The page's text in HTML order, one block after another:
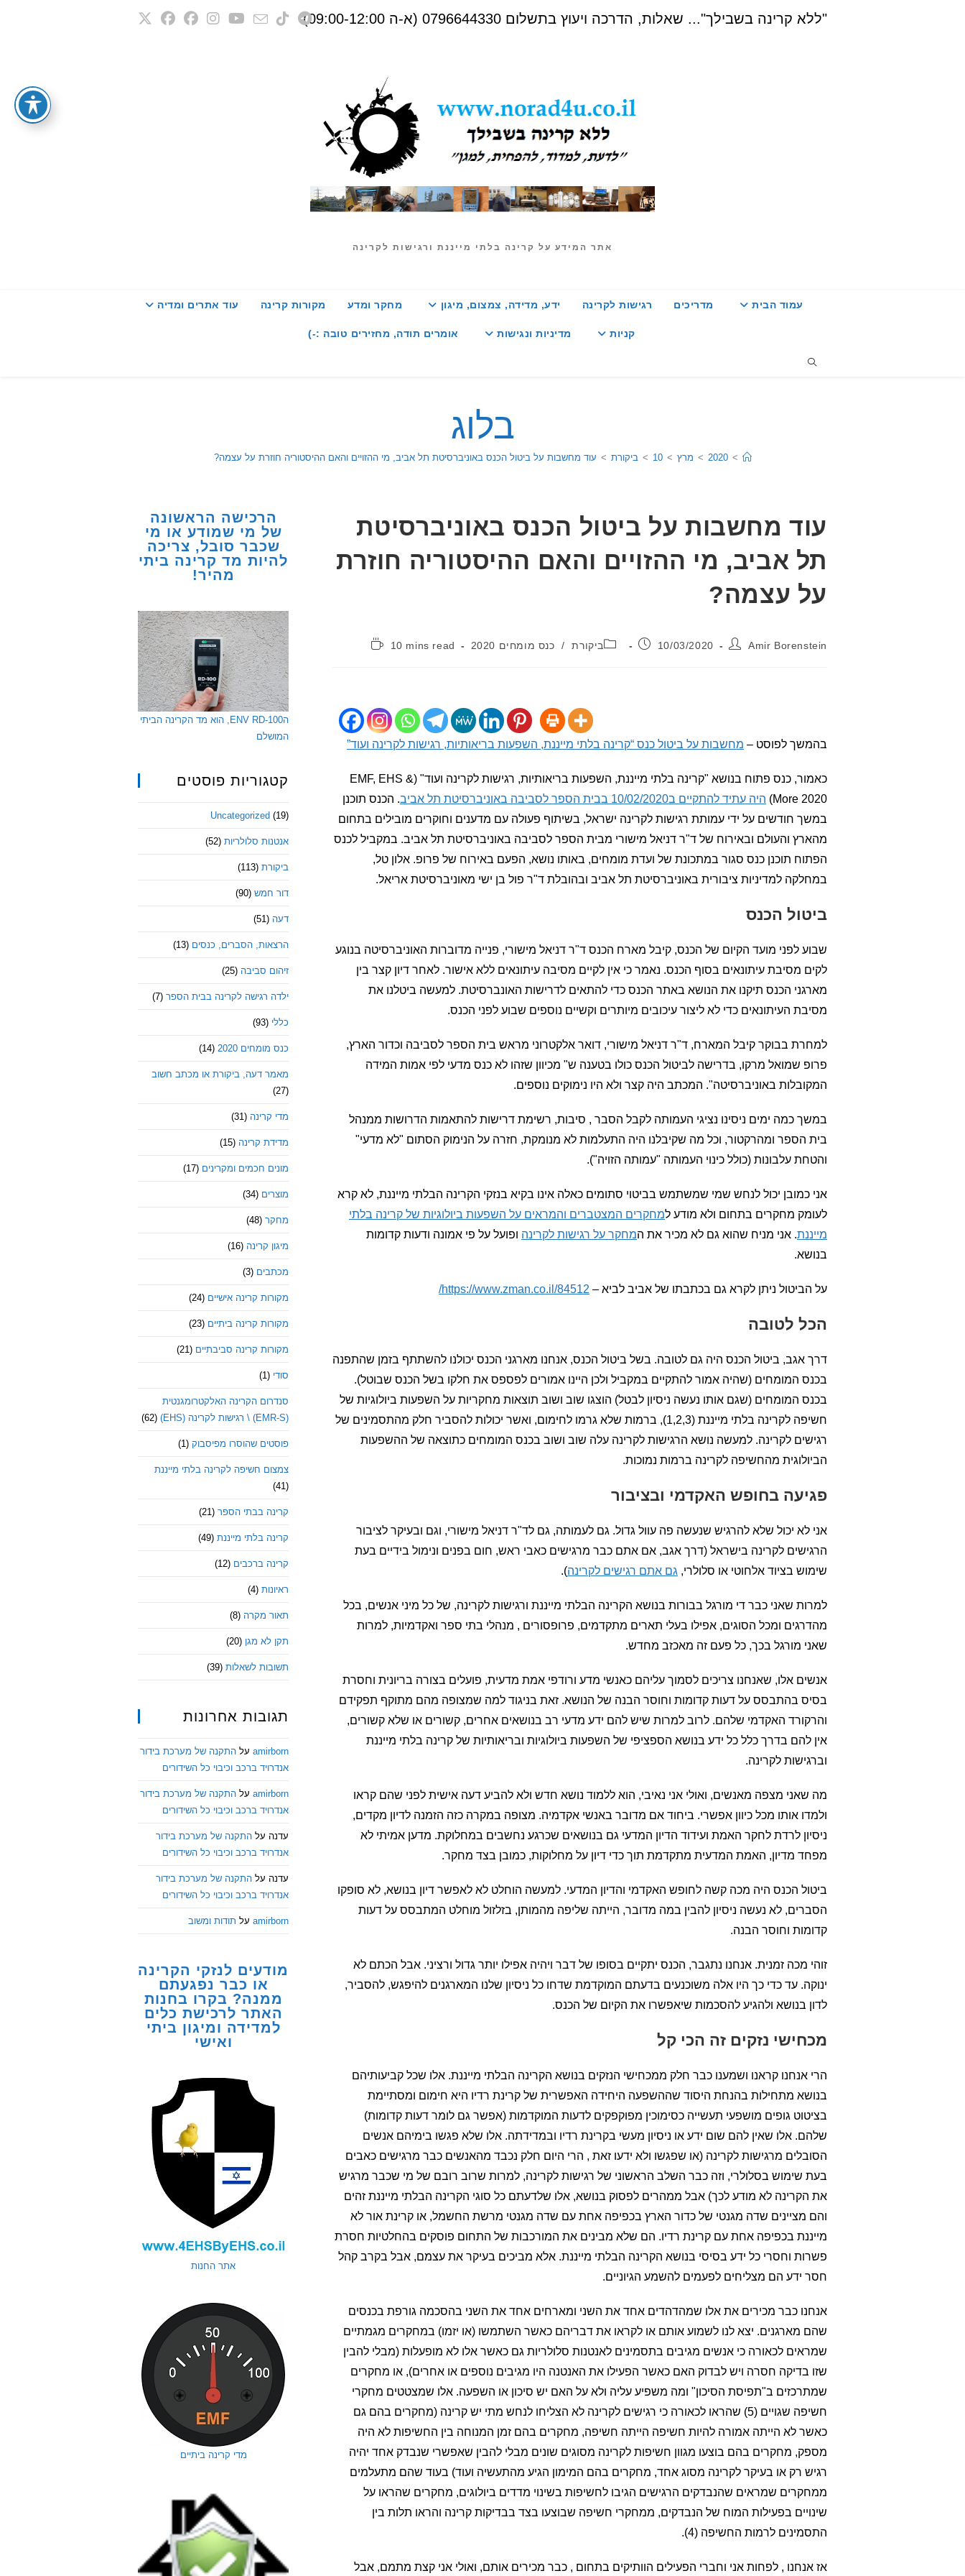
"ללא קרינה בשבילך"... שאלות, הדרכה ויעוץ בתשלום 0796644330 (א-ה 09:00-12:00)
אתר המידע על קרינה בלתי מייננת ורגישות לקרינה
עמוד הבית מדריכים רגישות לקרינה ידע, מדידה, צמצום, מיגון מחקר ומדע מקורות קרינה עוד אתרים ומדיה
קניות מדיניות ונגישות אומרים תודה, מחזירים טובה :-)
בלוג
>
2020
> מרץ >
10
> ביקורת > עוד מחשבות על ביטול הכנס באוניברסיטת תל אביב, מי ההזויים והאם ההיסטוריה חוזרת על עצמה?
עוד מחשבות על ביטול הכנס באוניברסיטת
תל אביב, מי ההזויים והאם ההיסטוריה חוזרת
על עצמה?
מחבר:
Amir Borenstein פורסם:
10/03/2020 קטגוריה:
ביקורת / כנס מומחים 2020
זמן
10 mins read
בהמשך לפוסט – מחשבות על ביטול כנס “קרינה בלתי מייננת, השפעות בריאותיות, רגישות לקרינה ועוד”
כאמור, כנס פתוח בנושא "קרינה בלתי מייננת, השפעות בריאותיות, רגישות לקרינה ועוד" (EMF, EHS &
More 2020)
היה עתיד להתקיים ב10/02/2020 בבית הספר לסביבה באוניברסיטת תל אביב
. הכנס תוכנן
במשך חודשים על ידי עמותת רגישות לקרינה ישראל, בשיתוף פעולה עם מדענים וחוקרים מובילים בתחום
מהארץ והעולם ובאירוח של ד"ר דניאל מישורי מבית הספר לסביבה באוניברסיטת תל אביב. במקביל לכנס
הפתוח תוכנן כנס סגור במתכונת של ועדת מומחים, באותו נושא, הפעם באירוח של פרופ. אלון טל,
במחלקה למדיניות ציבורית באוניברסיטת תל אביב ובהובלת ד"ר פול בן ישי מאוניברסיטת אריאל.
ביטול הכנס
שבוע לפני מועד הקיום של הכנס, קיבל מארח הכנס ד"ר דניאל מישורי, פנייה מדוברות האוניברסיטה בנוגע
לקים מסיבת עיתונאים בסוף הכנס. נאמר כי אין לקיים מסיבה עיתונאים ללא אישור. לאחר דיון קצר בין
מארגני הכנס תיקנו את הנושא באתר הכנס כדי להתאים לדרישות האונברסיטת. למעשה ביטלנו את
מסיבת העיתונאים כדי לא ליצור עיכובים מיותרים וקשיים נוספים שבוע לפני הכנס.
למחרת בבוקר קיבל המארח, ד"ר דניאל מישורי, דואר אלקטרוני מראש בית הספר לסביבה וכדור הארץ,
פרופ שמואל מרקו, בדרישה לביטול הכנס כולו בטענה ש" מכיוון שזהו לא כנס מדעי לפי אמות המידה
המקובלות באוניברסיטה". המכתב היה קצר ולא היו נימוקים נוספים.
במשך כמה ימים ניסינו נציגי העמותה לקבל הסבר , סיבות, רשימת דרישות להתאמות הדרושות ממנהל
בית הספר ומהרקטור, וכל מה שקיבלנו היה התעלמות לא מנומקת, חזרה על הנימוק הסתום "לא מדעי"
והטחת עלבונות (כולל כינוי העמותה "עמותה הזויה").
אני כמובן יכול לנחש שמי שמשתמש בביטוי סתומים כאלה אינו בקיא בנזקי הקרינה הבלתי מייננת, לא קרא
לעומק מחקרים בתחום ולא מודע למחקרים המצטברים והמראים על השפעות ביולוגיות של קרינה בלתי
מייננת. אני מניח שהוא גם לא מכיר את המחקר על רגישות לקרינה ופועל על פי אמונה ודעות קדומות
בנושא.
על הביטול ניתן לקרא גם בכתבתו של אביב לביא – https://www.zman.co.il/84512/
הכל לטובה
דרך אגב, ביטול הכנס היה גם לטובה. בשל ביטול הכנס, אנחנו מארגני הכנס יכולנו להשתתף בזמן שהתפנה
בכנס המומחים (שהיה אמור להתקיים במקביל ולכן היינו אמורים לפספס את חלקו בשל הכנס שבוטל).
בכנס המומחים (שגם אותו נעשה ניסיון לבטל) הוצגו שוב ושוב תוצאות מחקריות על השפעות ביולוגיות של
חשיפה לקרינה בלתי מייננת (1,2,3), ברמות שלא גרמו לחימום, ואשר יכולות להסביר חלק מהתסמינים של
רגישים לקרינה. למעשה נושא הרגישות לקרינה עלה שוב ושוב בכנס המומחים כתוצאה של ההשפעות
הביולוגית מהחשיפה לקרינה ברמות נמוכות.
פגיעה בחופש האקדמי ובציבור
אני לא יכול שלא להרגיש שנעשה פה עוול גדול. גם לעמותה, גם לד"ר דניאל מישורי, וגם ובעיקר לציבור
הרגישים לקרינה בישראל (דרך אגב, אם אתם כבר מרגישים כאבי ראש, חום בפנים ונימול בידיים בעת
שימוש בציוד אלחוטי או סלולרי, גם אתם רגישים לקרינה).
למרות שאני כבר די מורגל בבורות בנושא הקרינה הבלתי מייננת ורגישות לקרינה, של כל מיני אנשים, בכל
מהדרגים ומכל הסוגים, אפילו בעלי תארים מתקדמים, פרופסורים , מנהלי בתי ספר ואקדמיות, למרות
שאני מורגל בכך, כל פעם זה מאכזב מחדש.
אנשים אלו, שאנחנו צריכים לסמוך עליהם כאנשי מדע ורודפי אמת מדעית, פועלים בצורה בריונית וחסרת
בסיס בהתבסס על דעות קדומות וחוסר הבנה של הנושא. זאת בניגוד למה שמצופה מהם מתוקף תפקידם
והרקורד האקדמי שלהם. לרוב למרות שיש להם ידע מדעי רב בנושאים אחרים, קשורים או שלא קשורים,
אין להם בדרך כלל כל ידע בנושא הספציפי של השפעות ביולוגיות ובריאותיות של קרינה בלתי מייננת
וברגישות לקרינה.
מה שאני מצפה מאנשים, ואולי אני נאיבי, הוא ללמוד נושא חדש ולא להביע דעה אישית לפני שהם קראו
ולמדו אותו מכל כיוון אפשרי. ביחוד אם מדובר באנשי אקדמיה. מצופה במקרה כזה הזמנה לדיון מקדים,
ניסיון לרדת לחקר האמת ועידוד הדיון המדעי גם בנושאים שכרגע נחשבים במחלוקת. מדען אמיתי לא
מפחד מדיון, האמת המדעית מתקדמת תוך כדי דיון על מחלוקות, כמובן בצד מחקר.
ביטול הכנס היה מכה קשה לחופש האקדמי והדיון המדעי. למעשה הוחלט לא לאפשר דיון בנושא, לא סופקו
הסברים, לא נעשה ניסיון להבין במה מדובר, הייתה שליפה מהמותן, בזלזול מוחלט המתבסס על דעות
קדומות וחוסר הבנה.
זוהי מכה זמנית. אנחנו נתגבר, הכנס יתקיים בסופו של דבר ויהיה אפילו יותר גדול ורציני. אבל הכתם לא
ינוקה. עד כדי כך היו אלה משוכנעים בדעתם המוקדמת שדחו כל ניסיון שלנו המארגנים להיפגש, להסביר,
לדון בנושא ולהגיע להסכמות שיאפשרו את הקיום של הכנס.
מכחישי נזקים זה הכי קל
הרי אנחנו קראנו ושמענו כבר חלק ממכחישי הנזקים בנושא הקרינה הבלתי מייננת. אלו שכל קביעותיהם
בנושא מתחילות בהנחת היסוד שההשפעה היחידה האפשרית של קרינת רדיו היא חימום ומסתיימת
בציטוט גופים מושפעי תעשייה כסימוכין מפוקפקים לדעות המוקדמות (אפשר גם לומר דעות קדומות)
שלהם. אלו שאין להם שום ידע או ניסיון מעשי בקרינת רדיו ובמדידתה. אלו שלא פגשו בימיהם אנשים
הסובלים מרגישות לקרינה (או שפגשו ולא ידעו זאת , הרי היום חלק נכבד מהאנשים כבר מרגישים כאבים
בעת שימוש בסלולרי, וזה כבר השלב הראשוני של רגישות לקרינה, למרות שרוב רובם של מי שכבר מרגיש
את הקרינה לא מודע לכך) אבל ממהרים לפסוק בנושא, אלו שלדעתם כל סוגי הקרינה הבלתי מייננת זהים
והם מציינים שדה מגנטי של כדור הארץ בכפיפה אחת עם שדה מגנטי מרשת החשמל, או קרינת אור לא
מייננת בכפיפה אחת עם קרינת רדיו. הם שלא מבינים את המורכבות של התחום פוסקים בהחלטיות חסרת
פשרות וחסרי כל ידע בסיסי בנושא הקרינה הבלתי מייננת. אלא מביכים בעיקר את עצמם, אבל בקרב קהל
חסר ידע הם מצליחים לפעמים להשמע הגיוניים.
אנחנו כבר מכירים את אלו שמהדהדים אחד את השני ומארחים אחד את השני בהסכמה גורפת בכנסים
שהם מארגנים. יצא לנו לשמוע אותם או לקראו את דבריהם כאשר השתמשו (או יזמו) במחקרים מגמתיים
שמראים לכאורה כי אנשים מגיבים בתסמינים לאנטנות סלולריות גם כאשר אלו לא מופעלות (מבלי להבין
שזו בדיקה חסרה ויש לבדוק האם כאשר הפעילו את האנטנה היו מגיבים נוספים או אחרים), או מחקרים
שמתרכזים ב"תפיסת הסיכון" ומה משפיע עליה ולא על האם יש סיכון או השפעה. אלו שמצטטים מחקרי
חשיפה שגויים (5) שהראו לכאורה כי רגישים לקרינה לא הצליחו לנחש מתי יש קרינה (מחקרים בהם גם
כאשר לא הייתה אמורה להיות חשיפה הייתה חשיפה, מחקרים בהם זמן המנוחה בין החשיפות לא היה
מספק, מחקרים בהם בוצעו מגוון חשיפות לקרינה מסוגים שונים מבלי להבין שאפשרי שנבדק אחד יהיה
רגיש רק או בעיקר לקרינה מסוג אחד, מחקרים בהם המימון הגיע מהתעשיה ועוד) בעוד שהם מתעלמים
ממחקרים שמראים שהנבדקים הרגישים הגיבו לחשיפות בשינוי מדדים ביולוגים, מחקרים שהראו על
שינויים בפעילות המוח של הנבדקים, ממחקרי חשיפה שבוצעו בצד בבדיקות קרינה והראו תלות בין
התסמינים לרמות החשיפה (4).
אז אנחנו , לפחות אני וחברי הפעילים הוותיקים בתחום , כבר מכירים אותם, ואולי אני קצת מתמם, אבל
הרכישה הראשונה
של מי שמודע או מי
שכבר סובל, צריכה
להיות מד קרינה ביתי
מהיר!
הENV RD-100, הוא מד הקרינה הביתי
המושלם
קטגוריות פוסטים
Uncategorized (19)
אנטנות סלולריות (52)
ביקורת (113)
דור חמש (90)
דעה (51)
הרצאות, הסברים, כנסים (13)
זיהום סביבה (25)
ילדה רגישה לקרינה בבית הספר (7)
כללי (93)
כנס מומחים 2020 (14)
מאמר דעה, ביקורת או מכתב חשוב
(27)
מדי קרינה (31)
מדידת קרינה (15)
מונים חכמים ומקרינים (17)
מוצרים (34)
מחקר (48)
מיגון קרינה (16)
מכתבים (3)
מקורות קרינה אישיים (24)
מקורות קרינה ביתיים (23)
מקורות קרינה סביבתיים (21)
סודי (1)
סנדרום הקרינה האלקטרומגנטית
(EMR-S) \ רגישות לקרינה (EHS)
(62)
פוסטים שהוסרו מפיסבוק (1)
צמצום חשיפה לקרינה בלתי מייננת
(41)
קרינה בבתי הספר (21)
קרינה בלתי מייננת (49)
קרינה ברכבים (12)
ראיונות (4)
תאור מקרה (8)
תקן לא מגן (20)
תשובות לשאלות (39)
תגובות אחרונות
amirborn על התקנה של מערכת בידור
אנדרויד ברכב וכיבוי כל השידורים
amirborn על התקנה של מערכת בידור
אנדרויד ברכב וכיבוי כל השידורים
עדנה על התקנה של מערכת בידור
אנדרויד ברכב וכיבוי כל השידורים
עדנה על התקנה של מערכת בידור
אנדרויד ברכב וכיבוי כל השידורים
amirborn על תודות ומשוב
מודעים לנזקי הקרינה
או כבר נפגעתם
ממנה? בקרו בחנות
האתר לרכישת כלים
למדידה ומיגון ביתי
ואישי
אתר החנות
מדי קרינה ביתיים